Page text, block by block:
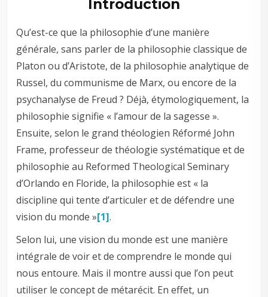
Introduction
Qu’est-ce que la philosophie d’une manière
générale, sans parler de la philosophie classique de
Platon ou d’Aristote, de la philosophie analytique de
Russel, du communisme de Marx, ou encore de la
psychanalyse de Freud ? Déjà, étymologiquement, la
philosophie signifie « l’amour de la sagesse ».
Ensuite, selon le grand théologien Réformé John
Frame, professeur de théologie systématique et de
philosophie au Reformed Theological Seminary
d’Orlando en Floride, la philosophie est « la
discipline qui tente d’articuler et de défendre une
vision du monde »[1].
Selon lui, une vision du monde est une manière
intégrale de voir et de comprendre le monde qui
nous entoure. Mais il montre aussi que l’on peut
utiliser le concept de métarécit. En effet, un